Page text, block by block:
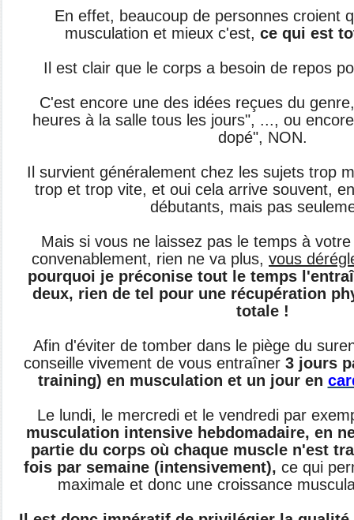
En effet, beaucoup de personnes croient
musculation et mieux c'est, ce qui est
Il est clair que le corps a besoin de repos
C'est encore une des idées reçues du
heures à la salle tous les jours", ..., ou
dopé", NON.
Il survient généralement chez les sujets trop
trop et trop vite, et oui cela arrive souvent,
débutants, mais pas
Mais si vous ne laissez pas le temps à
convenablement, rien ne va plus, vous
pourquoi je préconise tout le temps
deux, rien de tel pour une récupération
totale !
Afin d'éviter de tomber dans le piège du
conseille vivement de vous entraîner 3 jours
training) en musculation et un jour en
Le lundi, le mercredi et le vendredi par
musculation intensive hebdomadaire, en
partie du corps où chaque muscle n'est
fois par semaine (intensivement), ce qui
maximale et donc une croissance